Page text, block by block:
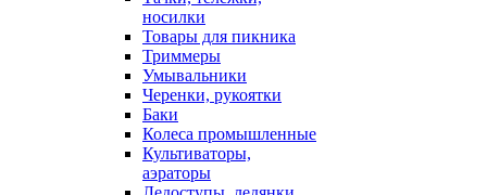
носилки
Товары для пикника
Триммеры
Умывальники
Черенки, рукоятки
Баки
Колеса промышленные
Культиваторы,
аэраторы